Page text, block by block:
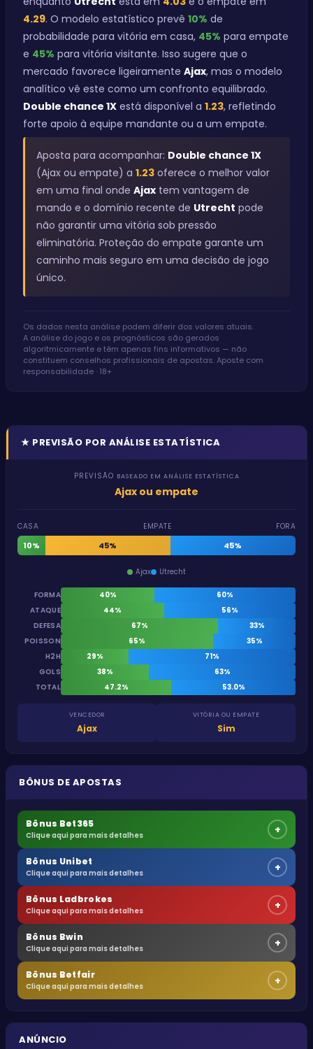
4.29. O modelo estatístico prevê 10% de
probabilidade para vitória em casa, 45% para empate
e 45% para vitória visitante. Isso sugere que o
mercado favorece ligeiramente Ajax, mas o modelo
analítico vê este como um confronto equilibrado.
Double chance 1X está disponível a 1.23, refletindo
forte apoio à equipe mandante ou a um empate.
Aposta para acompanhar: Double chance 1X
(Ajax ou empate) a 1.23 oferece o melhor valor
em uma final onde Ajax tem vantagem de
mando e o domínio recente de Utrecht pode
não garantir uma vitória sob pressão
eliminatória. Proteção do empate garante um
caminho mais seguro em uma decisão de jogo
único.
Os dados nesta análise podem diferir dos valores atuais.
A análise do jogo e os prognósticos são gerados
algoritmicamente e têm apenas fins informativos — não
constituem conselhos profissionais de apostas. Aposte com
responsabilidade · 18+
★ PREVISÃO POR ANÁLISE ESTATÍSTICA
PREVISÃO BASEADO EM ANÁLISE ESTATÍSTICA
Ajax ou empate
CASA EMPATE FORA
10% 45% 45%
Ajax Utrecht
FORMA 40%
60%
ATAQUE
44%
56%
DEFESA
67%
33%
POISSON
65%
35%
H2H
29%
71%
GOLS
38%
63%
TOTAL
47.2% 53.0%
VENCEDOR
Ajax
VITÓRIA OU EMPATE
Sim
BÔNUS DE APOSTAS
Bônus Bet365
Clique aqui para mais detalhes +
Bônus Unibet
Clique aqui para mais detalhes +
Bônus Ladbrokes
Clique aqui para mais detalhes +
Bônus Bwin
Clique aqui para mais detalhes +
Bônus Betfair
Clique aqui para mais detalhes +
ANÚNCIO